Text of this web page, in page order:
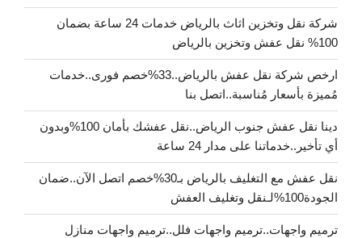
شركة نقل وتخزين اثاث بالرياض خدمات 24 ساعة بضمان
100% نقل عفش وتخزين بالرياض
ارخص شركة نقل عفش بالرياض..33%خصم فورى..خدمات
مُميزة بأسعار مُناسبة..اتصل بنا
دينا نقل عفش جنوب الرياض..نقل عفشك بأمان 100%وبدون
أي تأخير..خدماتنا على مدار 24 ساعة
نقل عفش مع التغليف بالرياض بـ30%خصم اتصل الآن..ضمان
الجودة100%لـنقل وتغليف العفش
ترميم واجهات..ترميم واجهات فلل..ترميم واجهات منازل